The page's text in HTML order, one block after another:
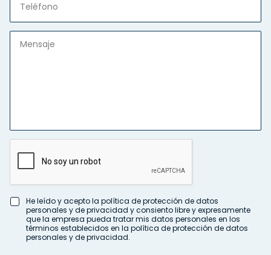
He leído y acepto la política de protección de datos
personales y de privacidad y consiento libre y expresamente
que la empresa pueda tratar mis datos personales en los
términos establecidos en la política de protección de datos
personales y de privacidad.